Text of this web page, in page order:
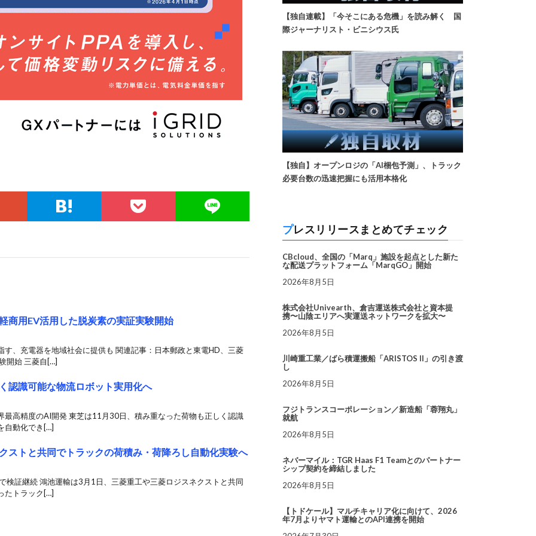
商用EV活用した脱炭素の実証実験開始
、充電器を地域社会に提供も 関連記事：日本郵政と東電HD、三菱
開始 三菱自[…]
認識可能な物流ロボット実用化へ
最高精度のAI開発 東芝は11月30日、積み重なった荷物も正しく認識
自動化でき[…]
ストと共同でトラックの荷積み・荷降ろし自動化実験へ
検証継続 鴻池運輸は3月1日、三菱重工や三菱ロジスネクストと共同
たトラック[…]
【独自連載】「今そこにある危機」を読み解く 国
際ジャーナリスト・ビニシウス氏
【独自】オープンロジの「AI梱包予測」、トラック
必要台数の迅速把握にも活用本格化
プレスリリースまとめてチェック
CBcloud、全国の「Marq」施設を起点とした新た
な配送プラットフォーム「MarqGO」開始
2026年8月5日
株式会社Univearth、倉吉運送株式会社と資本提
携〜山陰エリアへ実運送ネットワークを拡大〜
2026年8月5日
川崎重工業／ばら積運搬船「ARISTOS II」の引き渡
し
2026年8月5日
フジトランスコーポレーション／新造船「蓉翔丸」
就航
2026年8月5日
ネバーマイル：TGR Haas F1 Teamとのパートナー
シップ契約を締結しました
2026年8月5日
【トドケール】マルチキャリア化に向けて、2026
年7月よりヤマト運輸とのAPI連携を開始